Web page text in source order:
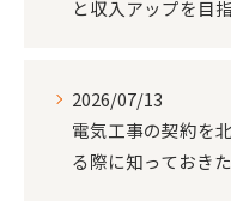
と収入アップを目
2026/07/13
電気工事の契約を
る際に知っておき